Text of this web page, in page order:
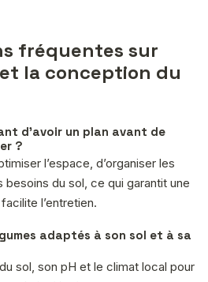
fréquentes sur
la conception du
d’avoir un plan avant de
?
l’espace, d’organiser les
besoins du sol, ce qui garantit une
l’entretien.
adaptés à son sol et à sa
sol, son pH et le climat local pour